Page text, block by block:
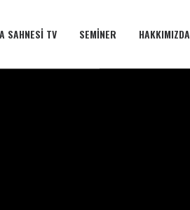
SAHNESI TV SEMINER HAKKIMIZDA